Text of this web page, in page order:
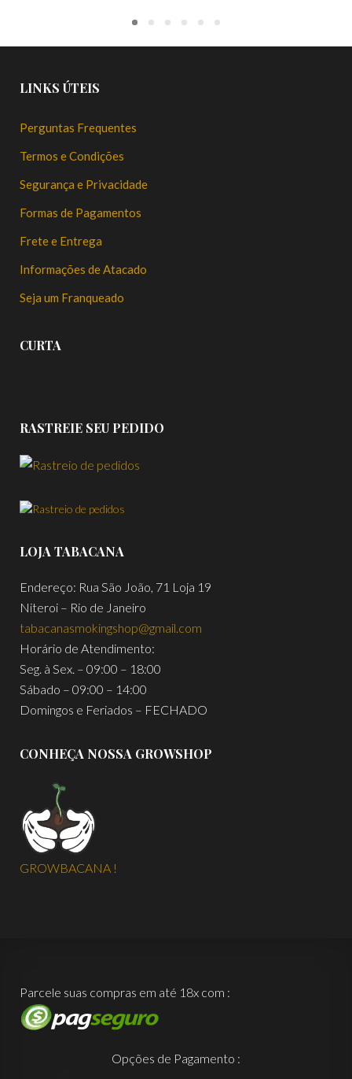
LINKS ÚTEIS
Perguntas Frequentes
Termos e Condições
Segurança e Privacidade
Formas de Pagamentos
Frete e Entrega
Informações de Atacado
Seja um Franqueado
CURTA
RASTREIE SEU PEDIDO
LOJA TABACANA
Endereço: Rua São João, 71 Loja 19
Niteroi – Rio de Janeiro
tabacanasmokingshop@gmail.com
Horário de Atendimento:
Seg. à Sex. – 09:00 – 18:00
Sábado – 09:00 – 14:00
Domingos e Feriados – FECHADO
CONHEÇA NOSSA GROWSHOP
GROWBACANA !
Parcele suas compras em até 18x com :
Opções de Pagamento :